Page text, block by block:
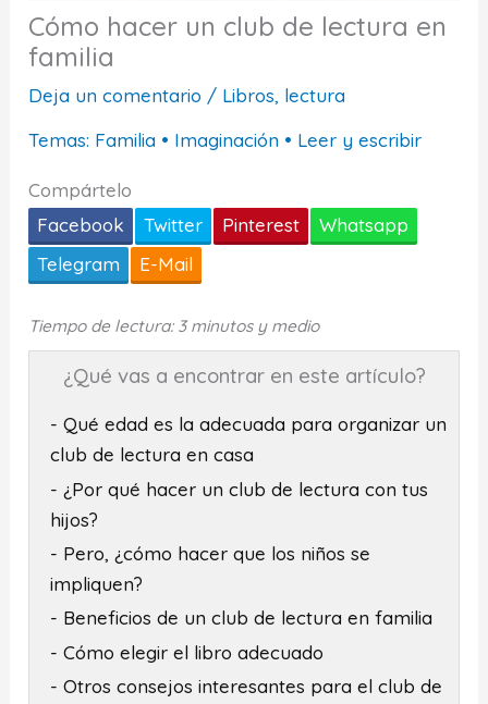
Cómo hacer un club de lectura en
familia
Deja un comentario / Libros, lectura
Temas: Familia • Imaginación • Leer y escribir
Compártelo
Facebook
Twitter Pinterest
Whatsapp
Telegram
E-Mail
Tiempo de lectura: 3 minutos y medio
¿Qué vas a encontrar en este artículo?
- Qué edad es la adecuada para organizar un
club de lectura en casa
- ¿Por qué hacer un club de lectura con tus
hijos?
- Pero, ¿cómo hacer que los niños se
impliquen?
- Beneficios de un club de lectura en familia
- Cómo elegir el libro adecuado
- Otros consejos interesantes para el club de